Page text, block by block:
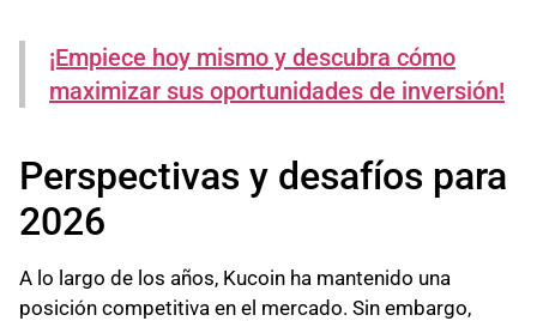
¡Empiece hoy mismo y descubra cómo
maximizar sus oportunidades de inversión!
Perspectivas y desafíos para
2026
A lo largo de los años, Kucoin ha mantenido una
posición competitiva en el mercado. Sin embargo,